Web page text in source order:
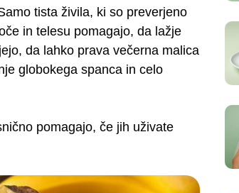
tista živila, ki so preverjeno
in telesu pomagajo, da lažje
da lahko prava večerna malica
globokega spanca in celo
pomagajo, če jih uživate